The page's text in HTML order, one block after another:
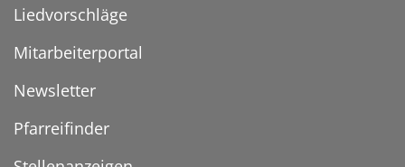
Liedvorschläge
Mitarbeiterportal
Newsletter
Pfarreifinder